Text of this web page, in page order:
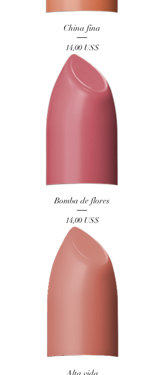
China fina
Precio
14,00 US$
Bomba de flores
Precio
14,00 US$